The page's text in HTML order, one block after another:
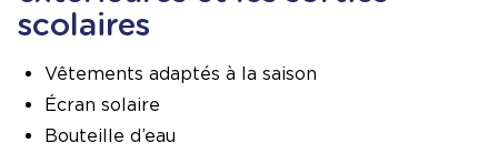
scolaires
Vêtements adaptés à la saison
Écran solaire
Bouteille d’eau